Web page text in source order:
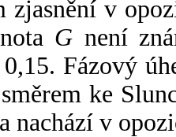
zjasnění v
G není
Fázový
ke
nachází v